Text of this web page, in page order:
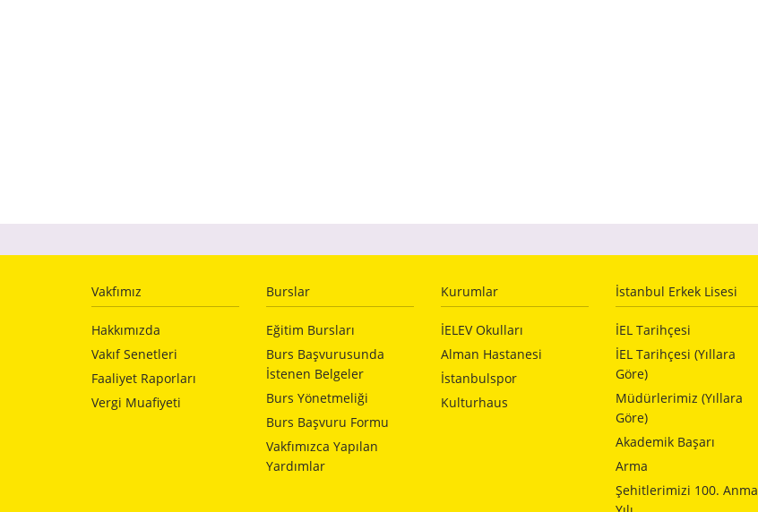
Vakfımız
Hakkımızda
Vakıf Senetleri
Faaliyet Raporları
Vergi Muafiyeti
Burslar
Eğitim Bursları
Burs Başvurusunda
İstenen Belgeler
Burs Yönetmeliği
Burs Başvuru Formu
Vakfımızca Yapılan
Yardımlar
Kurumlar
İELEV Okulları
Alman Hastanesi
İstanbulspor
Kulturhaus
İstanbul Erkek Lisesi
İEL Tarihçesi
İEL Tarihçesi (Yıllara
Göre)
Müdürlerimiz (Yıllara
Göre)
Akademik Başarı
Arma
Şehitlerimizi 100. Anma